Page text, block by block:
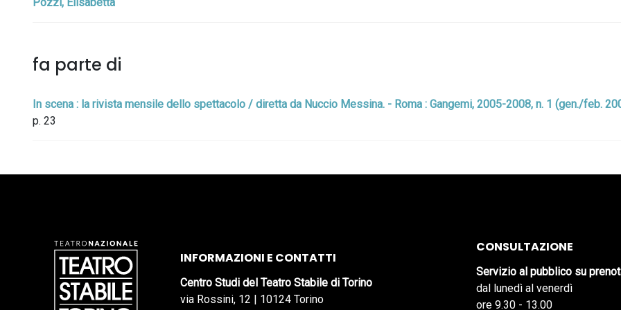
fa parte di
In scena : la rivista mensile dello spettacolo / diretta da Nuccio Messina. - Roma : Gangemi, 2005-2008, n. 1 (gen./feb.
p. 23
INFORMAZIONI E CONTATTI
Centro Studi del Teatro Stabile di Torino
via Rossini, 12 | 10124 Torino
CONSULTAZIONE
Servizio al pubblico su
dal lunedì al venerdì
ore 9.30 - 13.00